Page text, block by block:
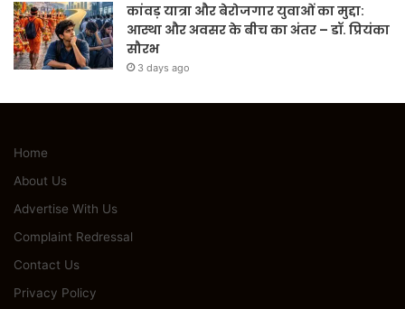
कांवड़ यात्रा और बेरोजगार युवाओं का मुद्दा:
आस्था और अवसर के बीच का अंतर – डॉ. प्रियंका
सौरभ
3 days ago
Home
About Us
Advertise With Us
Complaint Redressal
Contact Us
Privacy Policy